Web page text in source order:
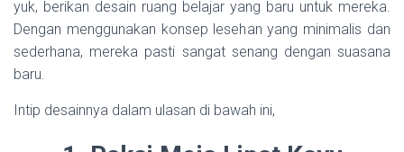
yuk, berikan desain ruang belajar yang baru untuk mereka.
Dengan menggunakan konsep lesehan yang minimalis dan
sederhana, mereka pasti sangat senang dengan suasana
baru.
Intip desainnya dalam ulasan di bawah ini,